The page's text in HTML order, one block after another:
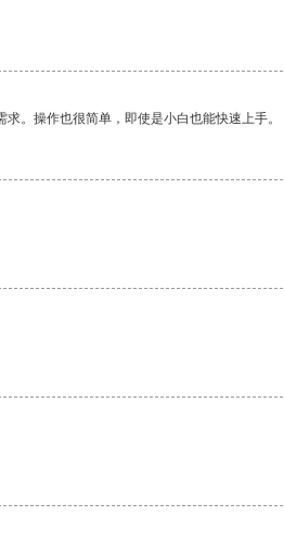
。操作也很简单，即使是小白也能快速上手。